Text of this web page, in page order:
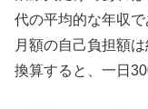
代の平均的な年収
月額の自己負担額
換算すると、一日